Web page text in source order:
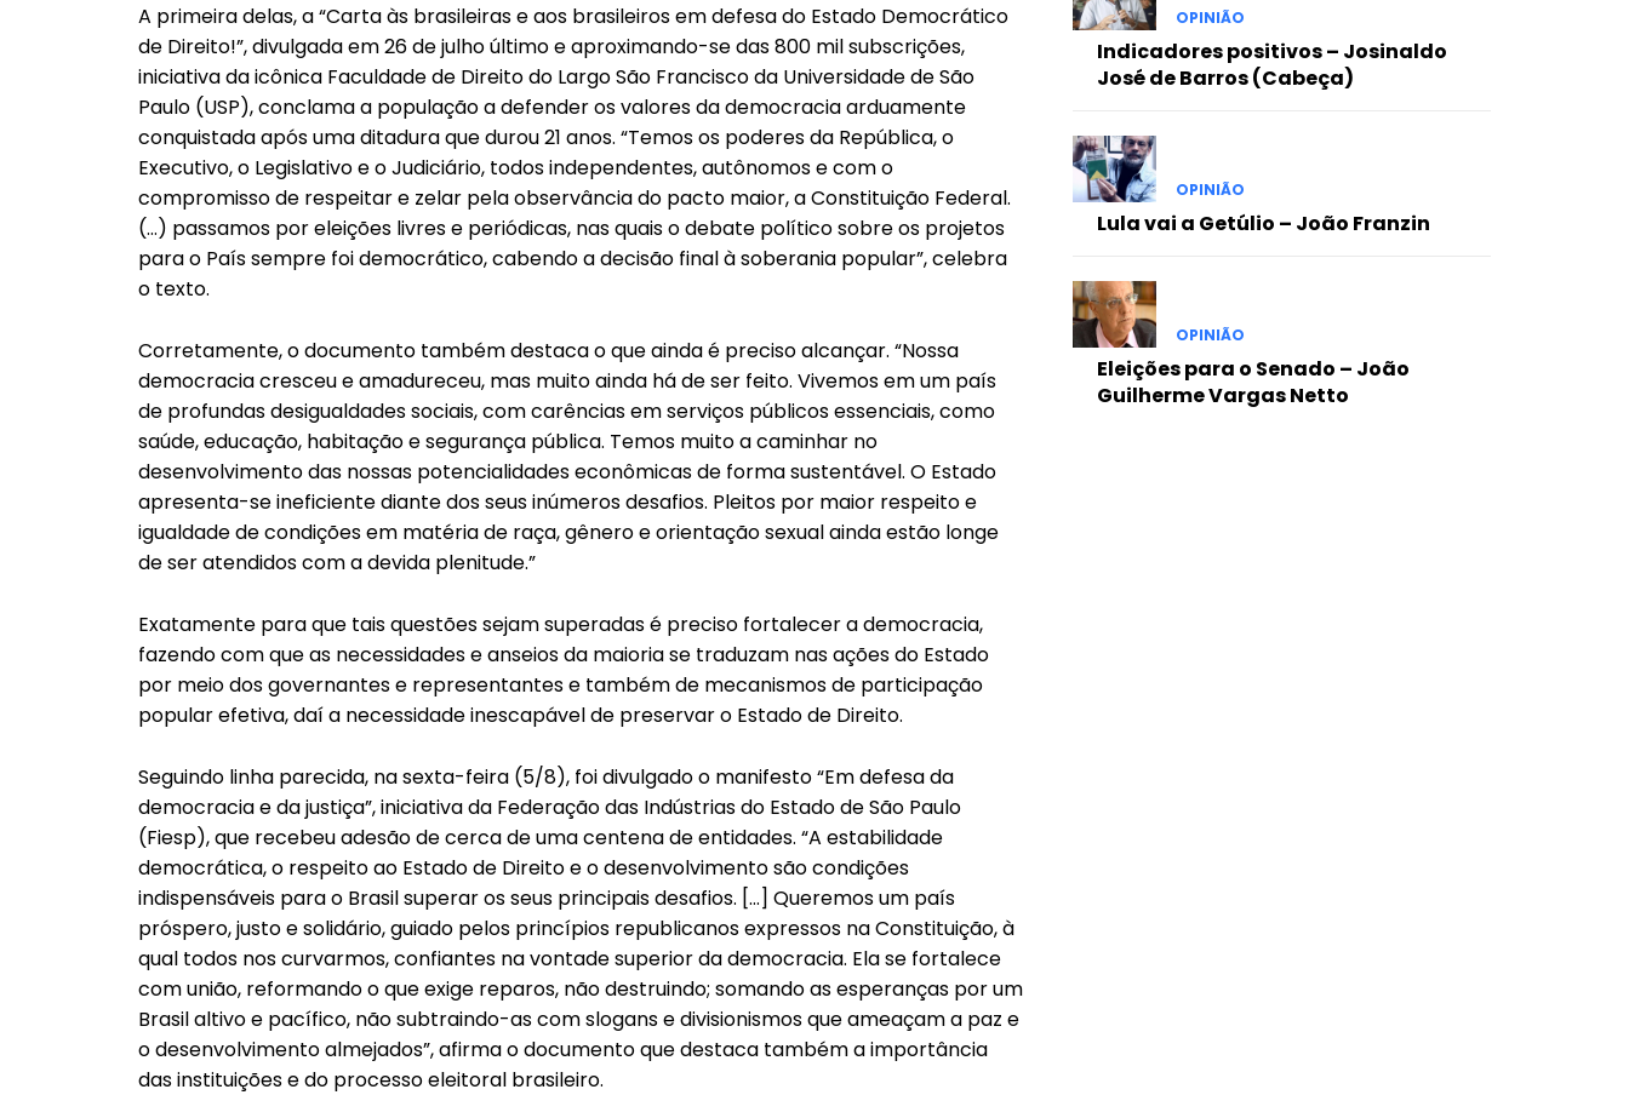
A primeira delas, a “Carta às brasileiras e aos brasileiros em defesa do Estado Democrático
de Direito!”, divulgada em 26 de julho último e aproximando-se das 800 mil subscrições,
iniciativa da icônica Faculdade de Direito do Largo São Francisco da Universidade de São
Paulo (USP), conclama a população a defender os valores da democracia arduamente
conquistada após uma ditadura que durou 21 anos. “Temos os poderes da República, o
Executivo, o Legislativo e o Judiciário, todos independentes, autônomos e com o
compromisso de respeitar e zelar pela observância do pacto maior, a Constituição Federal.
(…) passamos por eleições livres e periódicas, nas quais o debate político sobre os projetos
para o País sempre foi democrático, cabendo a decisão final à soberania popular”, celebra
o texto.
Corretamente, o documento também destaca o que ainda é preciso alcançar. “Nossa
democracia cresceu e amadureceu, mas muito ainda há de ser feito. Vivemos em um país
de profundas desigualdades sociais, com carências em serviços públicos essenciais, como
saúde, educação, habitação e segurança pública. Temos muito a caminhar no
desenvolvimento das nossas potencialidades econômicas de forma sustentável. O Estado
apresenta-se ineficiente diante dos seus inúmeros desafios. Pleitos por maior respeito e
igualdade de condições em matéria de raça, gênero e orientação sexual ainda estão longe
de ser atendidos com a devida plenitude.”
Exatamente para que tais questões sejam superadas é preciso fortalecer a democracia,
fazendo com que as necessidades e anseios da maioria se traduzam nas ações do Estado
por meio dos governantes e representantes e também de mecanismos de participação
popular efetiva, daí a necessidade inescapável de preservar o Estado de Direito.
Seguindo linha parecida, na sexta-feira (5/8), foi divulgado o manifesto “Em defesa da
democracia e da justiça”, iniciativa da Federação das Indústrias do Estado de São Paulo
(Fiesp), que recebeu adesão de cerca de uma centena de entidades. “A estabilidade
democrática, o respeito ao Estado de Direito e o desenvolvimento são condições
indispensáveis para o Brasil superar os seus principais desafios. […] Queremos um país
próspero, justo e solidário, guiado pelos princípios republicanos expressos na Constituição, à
qual todos nos curvarmos, confiantes na vontade superior da democracia. Ela se fortalece
com união, reformando o que exige reparos, não destruindo; somando as esperanças por um
Brasil altivo e pacífico, não subtraindo-as com slogans e divisionismos que ameaçam a paz e
o desenvolvimento almejados”, afirma o documento que destaca também a importância
das instituições e do processo eleitoral brasileiro.
OPINIÃO
Indicadores positivos – Josinaldo
José de Barros (Cabeça)
OPINIÃO
Lula vai a Getúlio – João Franzin
OPINIÃO
Eleições para o Senado – João
Guilherme Vargas Netto